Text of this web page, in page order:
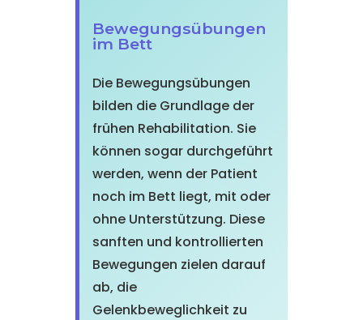
Bewegungsübungen
im Bett
Die Bewegungsübungen
bilden die Grundlage der
frühen Rehabilitation. Sie
können sogar durchgeführt
werden, wenn der Patient
noch im Bett liegt, mit oder
ohne Unterstützung. Diese
sanften und kontrollierten
Bewegungen zielen darauf
ab, die
Gelenkbeweglichkeit zu